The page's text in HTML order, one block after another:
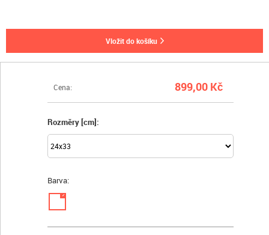
Cena: 899,00 Kč
Rozměry [cm]:
Barva:
✓
vložit do košíku